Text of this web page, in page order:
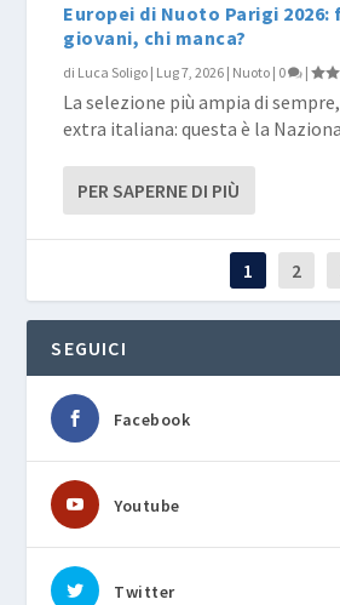
Europei di Nuoto Parigi
giovani, chi manca?
di Luca Soligo | Lug 7, 2026 | Nuoto | 0 |
La selezione più ampia di
extra italiana: questa è la
PER SAPERNE DI PIÙ
1 2
SEGUICI
Facebook
Youtube
Twitter